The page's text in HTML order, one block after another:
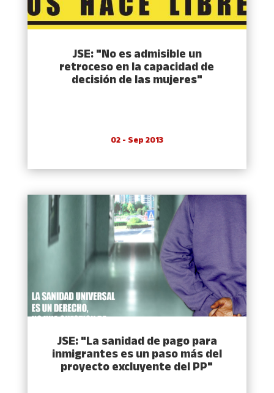
JSE: "No es admisible un
retroceso en la capacidad de
decisión de las mujeres"
02 - Sep 2013
JSE: "La sanidad de pago para
inmigrantes es un paso más del
proyecto excluyente del PP"